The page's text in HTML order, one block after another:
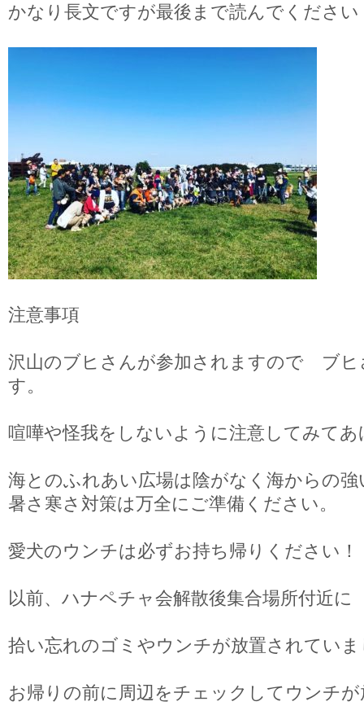
かなり長文ですが最後まで読んでください
注意事項
沢山のブヒさんが参加されますので ブヒ
す。
喧嘩や怪我をしないように注意してみて
海とのふれあい広場は陰がなく海からの
暑さ寒さ対策は万全にご準備ください。
愛犬のウンチは必ずお持ち帰りください！
以前、ハナペチャ会解散後集合場所付近に
拾い忘れのゴミやウンチが放置されてい
お帰りの前に周辺をチェックしてウンチ